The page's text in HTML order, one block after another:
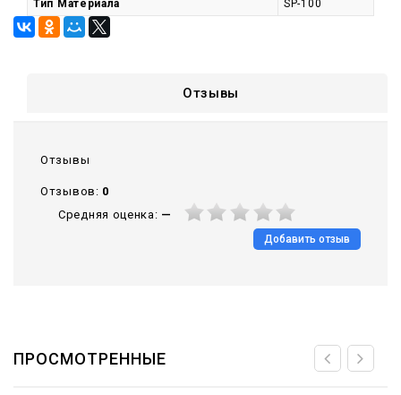
Тип Материала
SP-100
Отзывы
Отзывы
Отзывов: 0
Средняя оценка: —
Добавить отзыв
ПРОСМОТРЕННЫЕ